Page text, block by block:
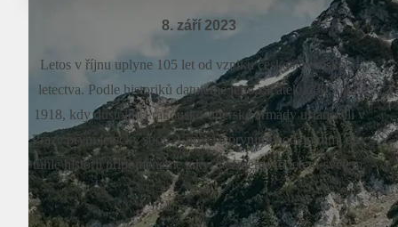
8. září 2023
Letos v říjnu uplyne 105 let od vzniku československého
letectva. Podle historiků datujeme jeho začátek k 30. říjnu
1918, kdy důstojníci rakousko-uherské armády ustanovili v
Praze první letecký sbor. A my si s prvními podzimními dny
tuhle historii připomeneme taky. Vezmeme to letem-světem.